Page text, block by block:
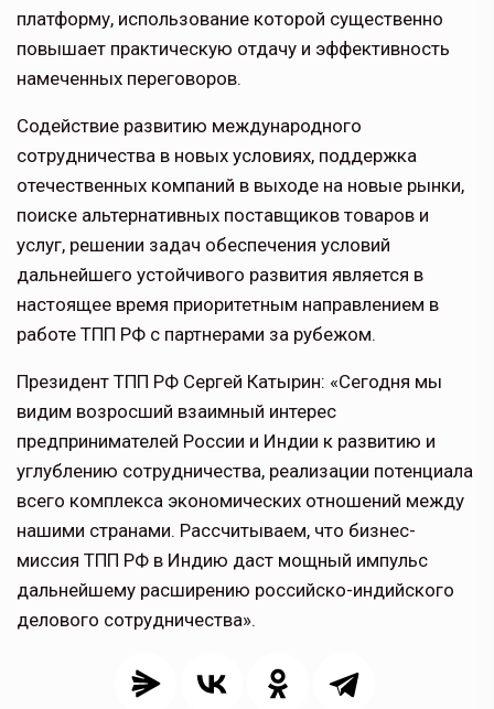
платформу, использование которой существенно
повышает практическую отдачу и эффективность
намеченных переговоров.
Содействие развитию международного
сотрудничества в новых условиях, поддержка
отечественных компаний в выходе на новые рынки,
поиске альтернативных поставщиков товаров и
услуг, решении задач обеспечения условий
дальнейшего устойчивого развития является в
настоящее время приоритетным направлением в
работе ТПП РФ c партнерами за рубежом.
Президент ТПП РФ Сергей Катырин: «Сегодня мы
видим возросший взаимный интерес
предпринимателей России и Индии к развитию и
углублению сотрудничества, реализации потенциала
всего комплекса экономических отношений между
нашими странами. Рассчитываем, что бизнес-
миссия ТПП РФ в Индию даст мощный импульс
дальнейшему расширению российско-индийского
делового сотрудничества».